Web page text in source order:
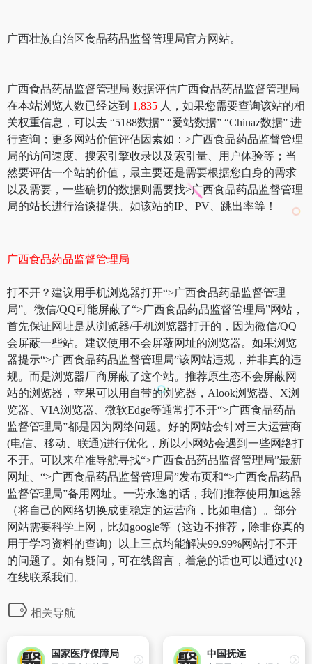
广西壮族自治区食品药品监督管理局官方网站。
广西食品药品监督管理局 数据评估广西食品药品监督管理局
在本站浏览人数已经达到 1,835 人，如果您需要查询该站的相
关权重信息，可以去 “5188数据” “爱站数据” “Chinaz数据” 进
行查询；更多网站价值评估因素如：>广西食品药品监督管理
局的访问速度、搜索引擎收录以及索引量、用户体验等；当
然要评估一个站的价值，最主要还是需要根据您自身的需求
以及需要，一些确切的数据则需要找>广西食品药品监督管理
局的站长进行洽谈提供。如该站的IP、PV、跳出率等！
广西食品药品监督管理局
打不开？建议用手机浏览器打开“>广西食品药品监督管理
局”。微信/QQ可能屏蔽了“>广西食品药品监督管理局”网站，
首先保证网址是从浏览器/手机浏览器打开的，因为微信/QQ
会屏蔽一些站。建议使用不会屏蔽网址的浏览器。如果浏览
器提示“>广西食品药品监督管理局”该网站违规，并非真的违
规。而是浏览器厂商屏蔽了这个站。推荐原生态不会屏蔽网
站的浏览器，苹果可以用自带的浏览器，Alook浏览器、X浏
览器、VIA浏览器、微软Edge等通常打不开“>广西食品药品
监督管理局”都是因为网络问题。好的网站会针对三大运营商
(电信、移动、联通)进行优化，所以小网站会遇到一些网络打
不开。可以来牟准导航寻找“>广西食品药品监督管理局”最新
网址、“>广西食品药品监督管理局”发布页和“>广西食品药品
监督管理局”备用网址。一劳永逸的话，我们推荐使用加速器
（将自己的网络切换成更稳定的运营商，比如电信）。部分
网站需要科学上网，比如google等（这边不推荐，除非你真的
用于学习资料的查询）以上三点均能解决99.99%网站打不开
的问题了。如有疑问，可在线留言，着急的话也可以通过QQ
在线联系我们。
相关导航
国家医疗保障局 中国抚远